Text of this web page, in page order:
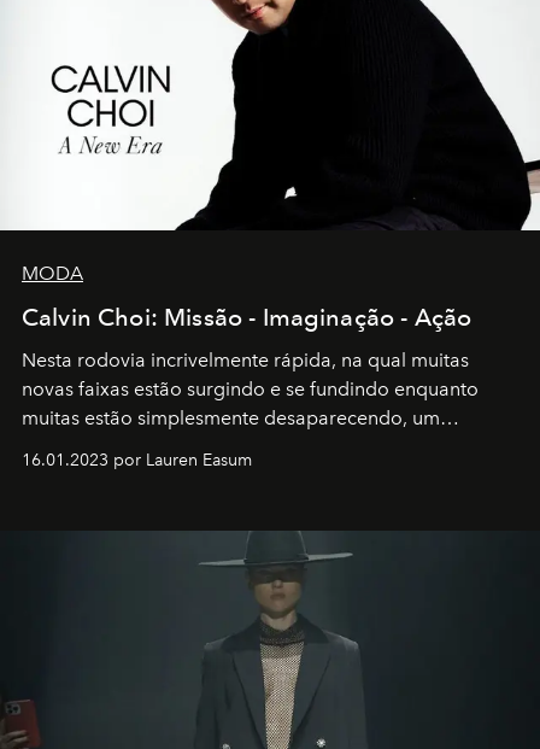
MODA
Calvin Choi: Missão - Imaginação - Ação
Nesta rodovia incrivelmente rápida, na qual muitas
novas faixas estão surgindo e se fundindo enquanto
muitas estão simplesmente desaparecendo, um
transportador AMTD abrindo caminho para muitos
por propósitos, com um claro senso de missão na vida e
16.01.2023 por Lauren Easum